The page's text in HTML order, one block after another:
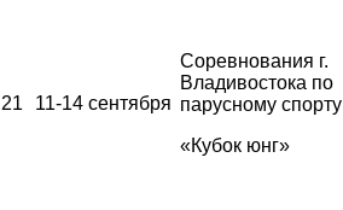
21 11-14 сентября
Соревнования г.
Владивостока по
парусному спорту
«Кубок юнг»